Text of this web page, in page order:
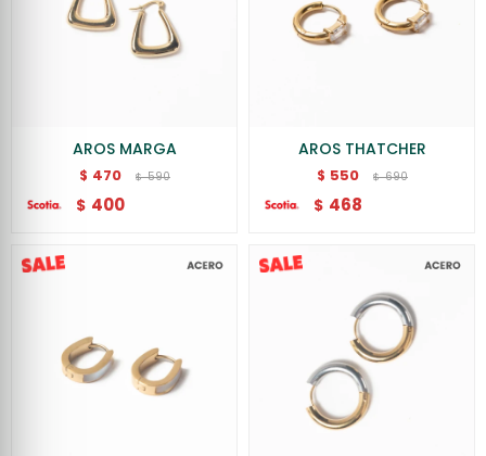
AROS MARGA
$ 470 $ 590
$ 400
AROS THATCHER
$ 550 $ 690
$ 468